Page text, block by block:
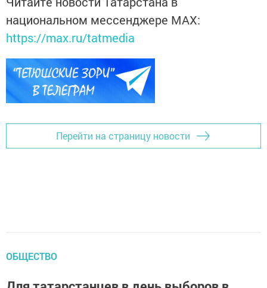
национальном мессенджере MАХ:
https://max.ru/tatmedia
Перейти на страницу новости
ОБЩЕСТВО